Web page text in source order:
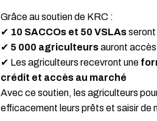
Grâce au soutien de KRC :
✔ 10 SACCOs et 50 VSLAs
✔ 5 000 agriculteursauront
✔ Les agriculteurs recevront une
crédit et accès au marché
Avec ce soutien, les agriculteurs
efficacement leurs prêts et saisir de